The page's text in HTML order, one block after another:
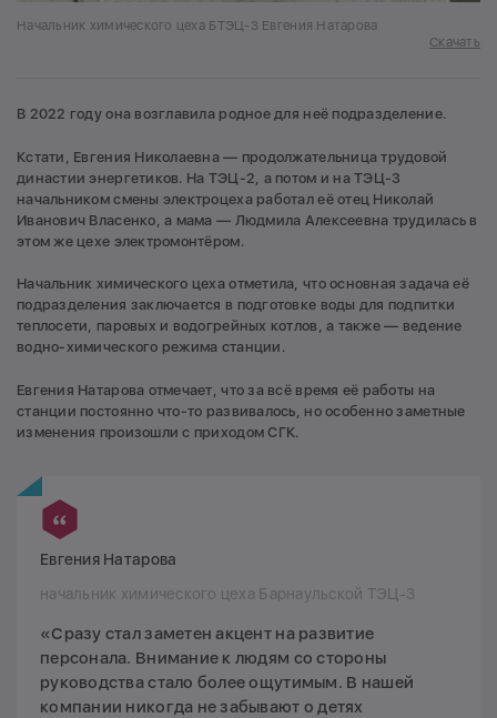
Начальник химического цеха БТЭЦ-3 Евгения Натарова
Скачать
В 2022 году она возглавила родное для неё подразделение.
Кстати, Евгения Николаевна — продолжательница трудовой
династии энергетиков. На ТЭЦ-2, а потом и на ТЭЦ-3
начальником смены электроцеха работал её отец Николай
Иванович Власенко, а мама — Людмила Алексеевна трудилась в
этом же цехе электромонтёром.
Начальник химического цеха отметила, что основная задача её
подразделения заключается в подготовке воды для подпитки
теплосети, паровых и водогрейных котлов, а также — ведение
водно-химического режима станции.
Евгения Натарова отмечает, что за всё время её работы на
станции постоянно что-то развивалось, но особенно заметные
изменения произошли с приходом СГК.
Евгения Натарова
начальник химического цеха Барнаульской ТЭЦ-3
«Сразу стал заметен акцент на развитие
персонала. Внимание к людям со стороны
руководства стало более ощутимым. В нашей
компании никогда не забывают о детях